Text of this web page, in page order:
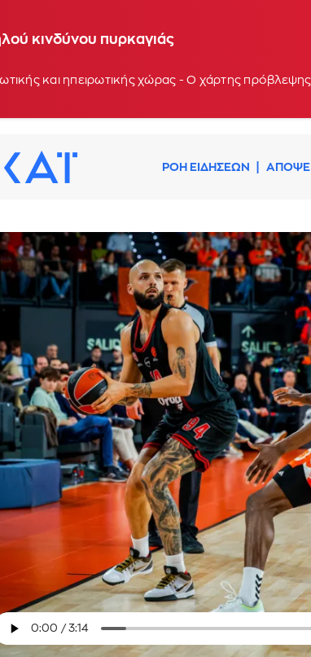
κινδύνου πυρκαγιάς
και ηπειρωτικής χώρας - Ο χάρτης
ΡΟΗ ΕΙΔΗΣΕΩΝ